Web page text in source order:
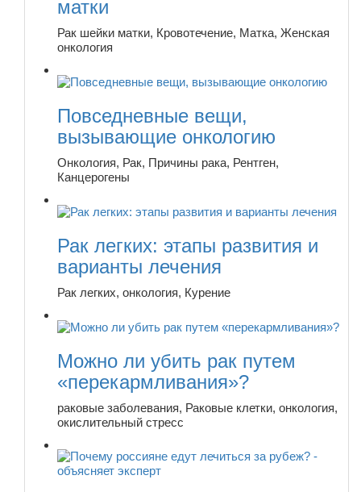
матки
Рак шейки матки, Кровотечение, Матка, Женская
онкология
Повседневные вещи,
вызывающие онкологию
Онкология, Рак, Причины рака, Рентген,
Канцерогены
Рак легких: этапы развития и
варианты лечения
Рак легких, онкология, Курение
Можно ли убить рак путем
«перекармливания»?
раковые заболевания, Раковые клетки, онкология,
окислительный стресс